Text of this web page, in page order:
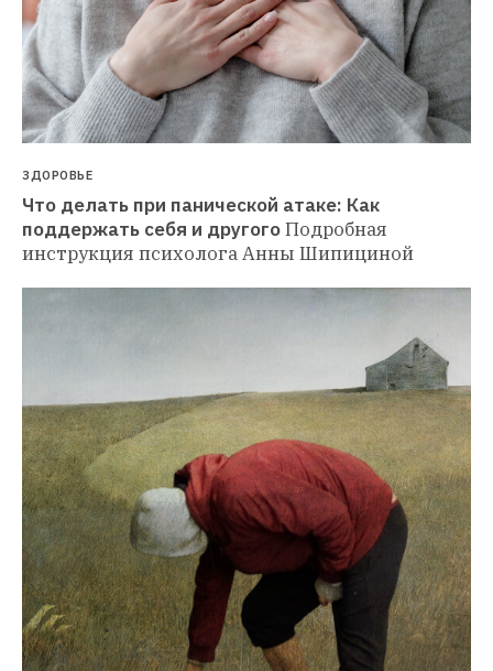
ЗДОРОВЬЕ
Что делать при панической атаке: Как
поддержать себя и другогоПодробная
инструкция психолога Анны Шипициной